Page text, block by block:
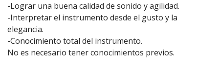
-Lograr una buena calidad de sonido y agilidad.
-Interpretar el instrumento desde el gusto y la
elegancia.
-Conocimiento total del instrumento.
No es necesario tener conocimientos previos.